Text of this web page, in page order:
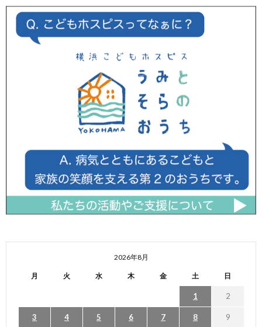
2026年8月
月 火 水 木 金 土 日
1 2
3 4 5 6 7 8 9